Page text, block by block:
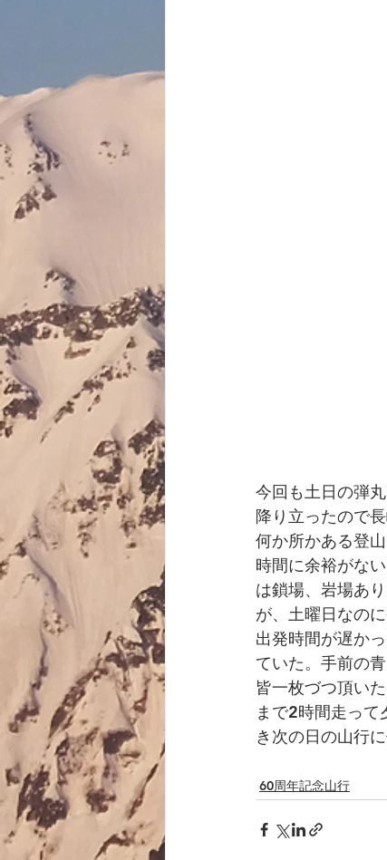
今回も土日の弾
降り立ったので
何か所かある登
時間に余裕がな
は鎖場、岩場あ
が、土曜日なの
出発時間が遅か
ていた。手前の
皆一枚づつ頂い
まで2時間走っ
き次の
60周年記念山行